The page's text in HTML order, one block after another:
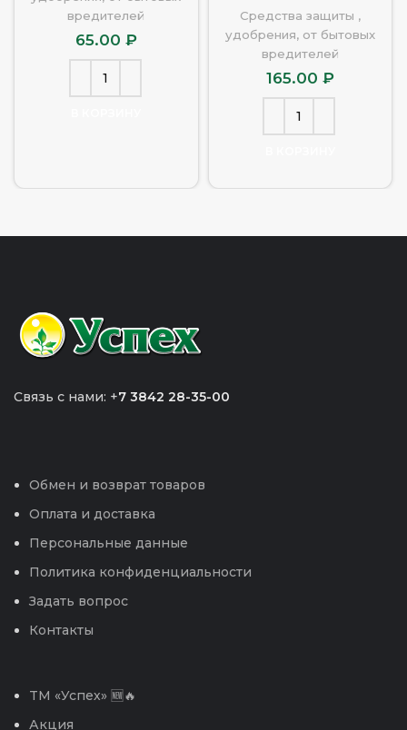
вредителей
65.00 ₽
Средства защиты ,
удобрения, от бытовых
вредителей
165.00 ₽
Связь с нами: +7 3842 28-35-00
Обмен и возврат товаров
Оплата и доставка
Персональные данные
Политика конфиденциальности
Задать вопрос
Контакты
TM «Успех» 🆕🔥
Акция